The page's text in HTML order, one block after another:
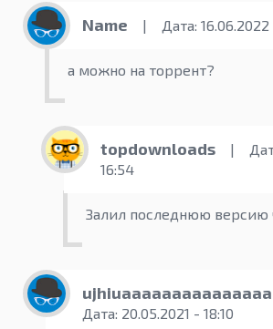
Name | Дата: 16.06.2022
а можно на торрент?
topdownloads |
16:54
Залил последнюю версию
Дата: 20.05.2021 - 18:10